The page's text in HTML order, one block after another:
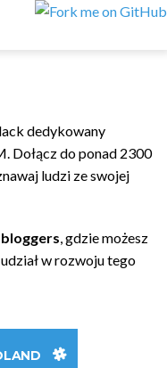
dedykowany
Dołącz do ponad 2300
ludzi ze swojej
, gdzie możesz
w rozwoju tego